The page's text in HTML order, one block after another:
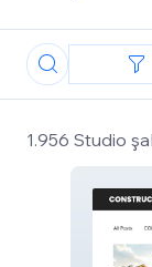
1.956 Studio